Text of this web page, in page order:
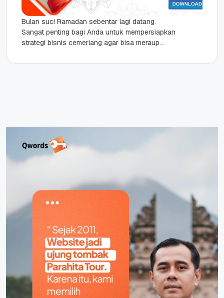
Bulan suci Ramadan sebentar lagi datang.
Sangat penting bagi Anda untuk mempersiapkan
strategi bisnis cemerlang agar bisa meraup
cita-cita bisnis...